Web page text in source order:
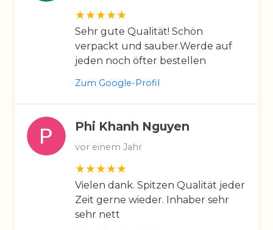
Sehr gute Qualität! Schön
verpackt und sauber.Werde auf
jeden noch öfter bestellen
Zum Google-Profil
Phi Khanh Nguyen
vor einem Jahr
Vielen dank. Spitzen Qualität jeder
Zeit gerne wieder. Inhaber sehr
sehr nett